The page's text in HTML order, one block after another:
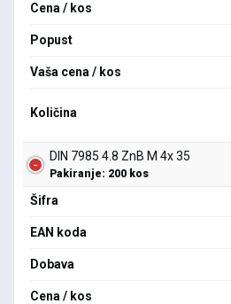
Cena / kos
Popust
Vaša cena / kos
Količina
DIN 7985 4.8 ZnB M 4x 35
Pakiranje: 200 kos
Šifra
EAN koda
Dobava
Cena / kos